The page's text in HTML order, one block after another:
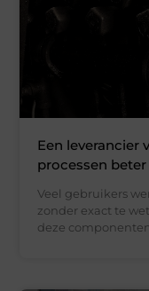
Een leverancier
processen
Veel gebruikers
zonder exact te
deze